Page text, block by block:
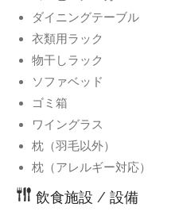
ダイニングテーブル
衣類用ラック
物干しラック
ソファベッド
ゴミ箱
ワイングラス
枕（羽毛以外）
枕（アレルギー対応）
飲食施設 / 設備